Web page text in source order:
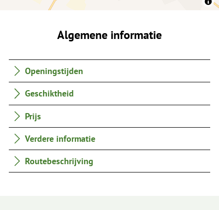
Algemene informatie
Openingstijden
Geschiktheid
Prijs
Verdere informatie
Routebeschrijving